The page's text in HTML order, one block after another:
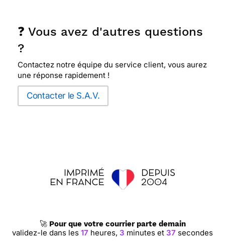
❓ Vous avez d'autres questions
?
Contactez notre équipe du service client, vous aurez
une réponse rapidement !
Contacter le S.A.V.
🚀 Pour que votre courrier parte demain
validez-le dans les 17 heures, 3 minutes et 36 secondes